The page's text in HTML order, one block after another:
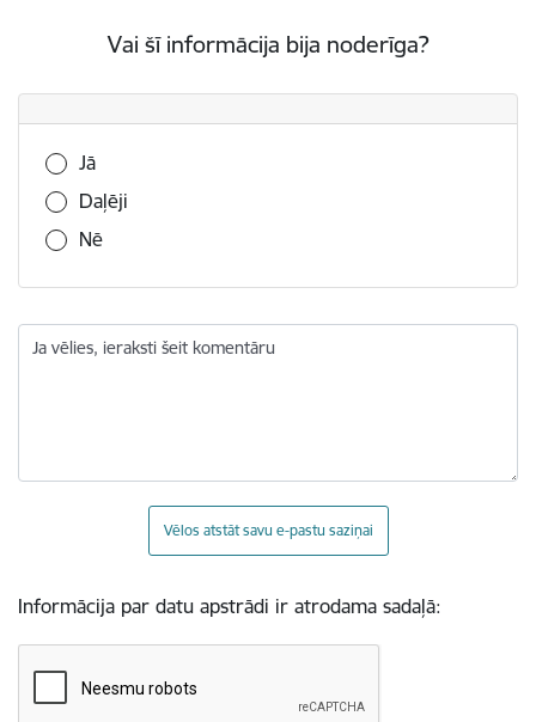
Vai šī informācija bija noderīga?
Vai šī informācija bija noderīga?
Jā
Daļēji
Nē
Ja vēlies, ieraksti šeit komentāru
Vēlos atstāt savu e-pastu saziņai
Informācija par datu apstrādi ir atrodama sadaļā: